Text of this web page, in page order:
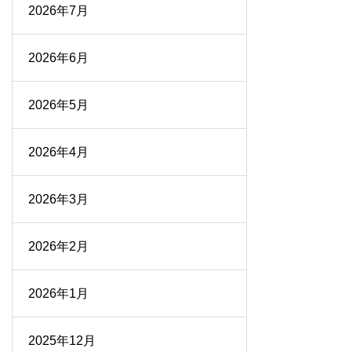
2026年7月
2026年6月
2026年5月
2026年4月
2026年3月
2026年2月
2026年1月
2025年12月